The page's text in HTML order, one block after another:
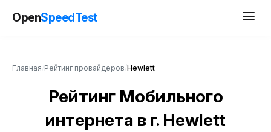
OpenSpeedTest
Главная Рейтинг провайдеров Hewlett
Рейтинг Мобильного
интернета в г. Hewlett